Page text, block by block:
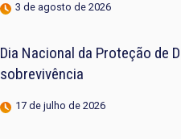
3 de agosto de 2026
Dia Nacional da Proteção de
sobrevivência
17 de julho de 2026